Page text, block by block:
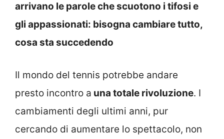
arrivano le parole che scuotono i tifosi e
gli appassionati: bisogna cambiare tutto,
cosa sta succedendo
Il mondo del tennis potrebbe andare
presto incontro a una totale rivoluzione. I
cambiamenti degli ultimi anni, pur
cercando di aumentare lo spettacolo, non